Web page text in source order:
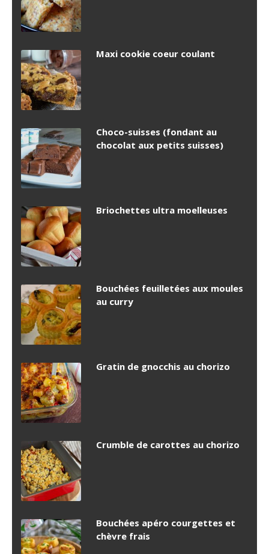
Maxi cookie coeur coulant
Choco-suisses (fondant au
chocolat aux petits suisses)
Briochettes ultra moelleuses
Bouchées feuilletées aux moules
au curry
Gratin de gnocchis au chorizo
Crumble de carottes au chorizo
Bouchées apéro courgettes et
chèvre frais